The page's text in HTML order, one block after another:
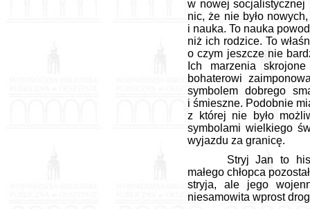
w nowej socjalistycznej
nic, że nie było
i nauka. To nauka
niż ich rodzice. To
o czym jeszcze nie
Ich marzenia
bohaterowi
symbolem dobrego
i śmieszne. Podobnie
z której nie było
symbolami wielkiego
wyjazdu za granicę.
Stryj Jan to
małego chłopca
stryja, ale jego
niesamowita wprost